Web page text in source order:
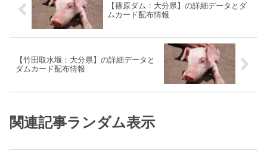
【篠原ダム：大分県】の詳細データとダ
ムカード配布情報
【竹田取水堰：大分県】の詳細データと
ダムカード配布情報
関連記事ランダム表示